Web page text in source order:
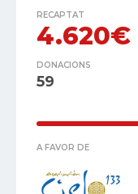
RECAPTAT
4.620€
DONACIONS
59
A FAVOR DE